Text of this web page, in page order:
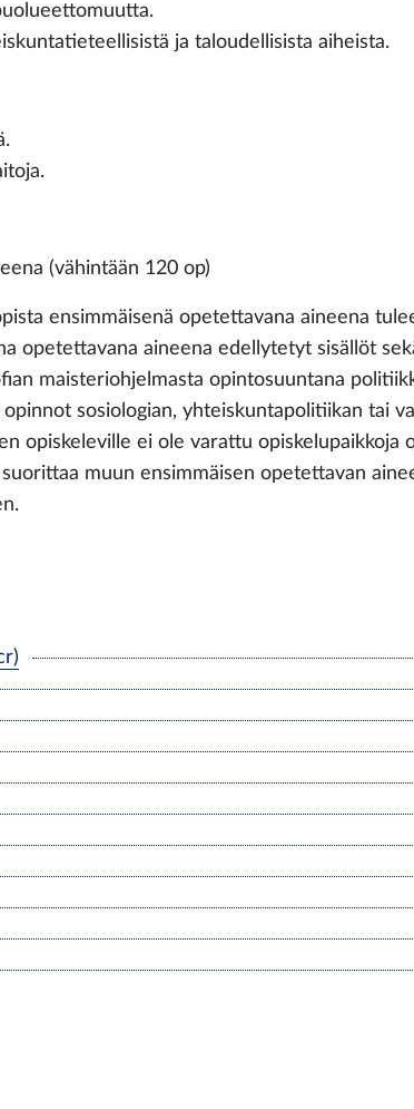
ja taloudellisista aiheista.
(vähintään 120 op)
ensimmäisenä opetettavana aineena
opetettavana aineena edellytetyt sisällöt
maisteriohjelmasta opintosuuntana
sosiologian, yhteiskuntapolitiikan tai
opiskeleville ei ole varattu opiskelupaikkoja
muun ensimmäisen opetettavan